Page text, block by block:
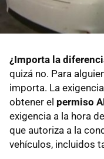
¿Importa la
quizá no. Para
importa. La
obtener el permiso
exigencia a la hora
que autoriza a la
vehículos, incluidos